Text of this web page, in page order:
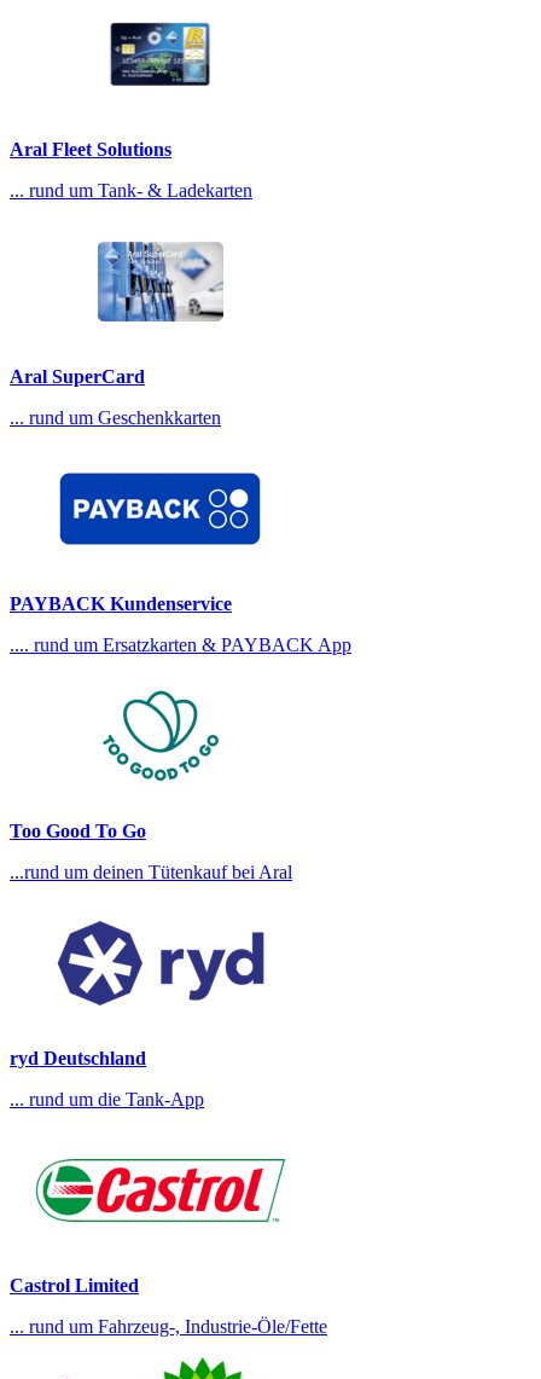
Aral Fleet Solutions
... rund um Tank- & Ladekarten
Aral SuperCard
... rund um Geschenkkarten
PAYBACK Kundenservice
.... rund um Ersatzkarten & PAYBACK App
Too Good To Go
...rund um deinen Tütenkauf bei Aral
ryd Deutschland
... rund um die Tank-App
Castrol Limited
... rund um Fahrzeug-, Industrie-Öle/Fette